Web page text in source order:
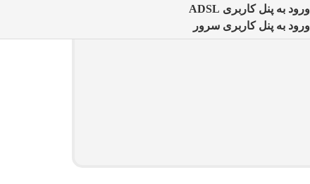
ورود به پنل کاربری ADSL
ورود به پنل کاربری سرور